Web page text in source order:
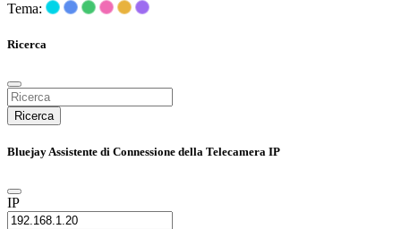
Tema:
Ricerca
Ricerca
Bluejay Assistente di Connessione della Telecamera IP
IP